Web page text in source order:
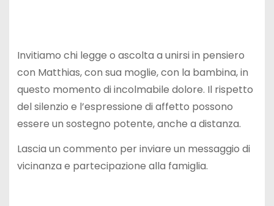
Invitiamo chi legge o ascolta a unirsi in pensiero
con Matthias, con sua moglie, con la bambina, in
questo momento di incolmabile dolore. Il rispetto
del silenzio e l’espressione di affetto possono
essere un sostegno potente, anche a distanza.
Lascia un commento per inviare un messaggio di
vicinanza e partecipazione alla famiglia.